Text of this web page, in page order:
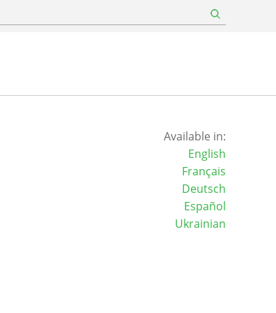
Available in:
English
Français
Deutsch
Español
Ukrainian